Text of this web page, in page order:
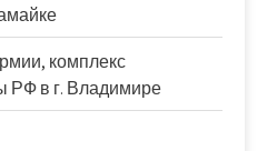
комплекс
РФ в г. Владимире